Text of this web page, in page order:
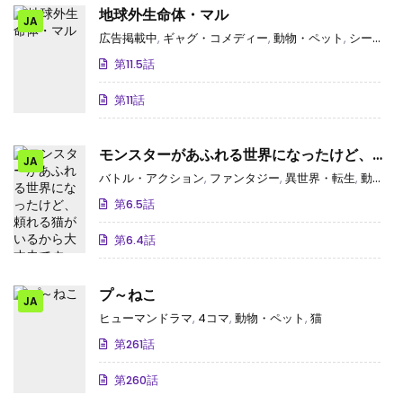
JA 地球外生命体・マル
広告掲載中, ギャグ・コメディー, 動物・ペット, シーモアオリジナル
第11.5話
第11話
JA
モンスターがあふれる世界になったけど、頼
れる猫がいるから大丈夫です
バトル・アクション, ファンタジー, 異世界・転生, 動物・ペット
第6.5話
第6.4話
JA プ～ねこ
ヒューマンドラマ, 4コマ, 動物・ペット, 猫
第261話
第260話